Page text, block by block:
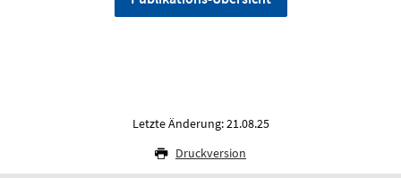
Letzte Änderung: 21.08.25
Druckversion